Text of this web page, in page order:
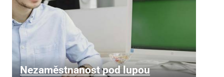
Nezaměstnanost pod lupou